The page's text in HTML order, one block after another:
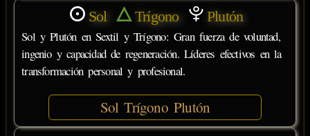
Sol Trígono Plutón
Sol y Plutón en Sextil y Trígono: Gran fuerza de voluntad,
ingenio y capacidad de regeneración. Líderes efectivos en la
transformación personal y profesional.
Sol Trígono Plutón